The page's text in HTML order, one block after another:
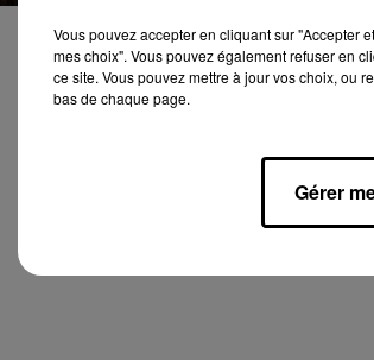
DÉDICACE DE
L'ILLUSTRATRICE
LOUESLATI
Vous pouvez accepter en cliquant sur "Accepter
mes choix". Vous pouvez également refuser en
ce site. Vous pouvez mettre à jour vos choix, ou
bas de chaque page.
Gérer